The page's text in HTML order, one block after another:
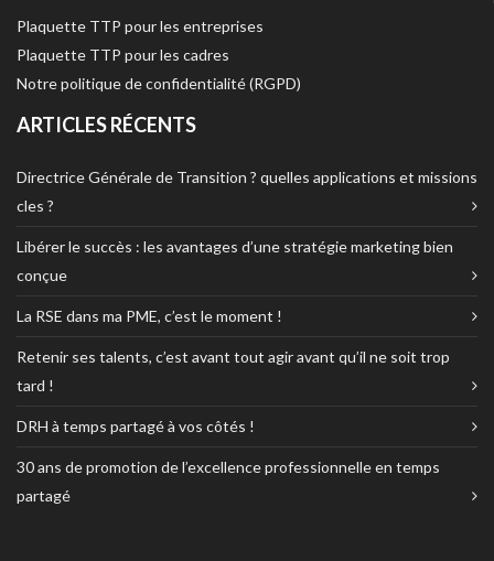
Plaquette TTP pour les entreprises
Plaquette TTP pour les cadres
Notre politique de confidentialité (RGPD)
ARTICLES RÉCENTS
Directrice Générale de Transition ? quelles applications et missions
cles ?
Libérer le succès : les avantages d’une stratégie marketing bien
conçue
La RSE dans ma PME, c’est le moment !
Retenir ses talents, c’est avant tout agir avant qu’il ne soit trop
tard !
DRH à temps partagé à vos côtés !
30 ans de promotion de l’excellence professionnelle en temps
partagé